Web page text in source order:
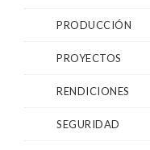
PRODUCCIÓN
PROYECTOS
RENDICIONES
SEGURIDAD